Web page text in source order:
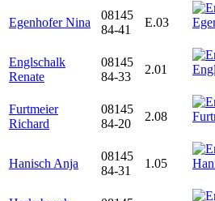
Egenhofer Nina
08145
84-41
E.03
Englschalk
Renate
08145
84-33
2.01
Furtmeier
Richard
08145
84-20
2.08
Hanisch Anja
08145
84-31
1.05